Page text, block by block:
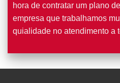
hora de contratar um plano
empresa que trabalhamos
quialidade no atendimento a